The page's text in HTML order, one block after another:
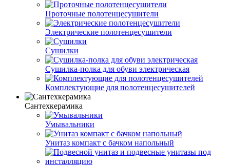
Проточные полотенцесушители
Электрические полотенцесушители
Сушилки
Сушилка-полка для обуви электрическая
Комплектующие для полотенцесушителей
Сантехкерамика
Умывальники
Унитаз компакт с бачком напольный